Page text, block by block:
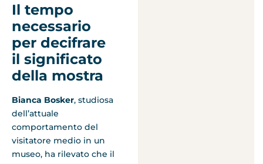
Il tempo
necessario
per decifrare
il significato
della mostra
Bianca Bosker, studiosa
dell’attuale
comportamento del
visitatore medio in un
museo, ha rilevato che il